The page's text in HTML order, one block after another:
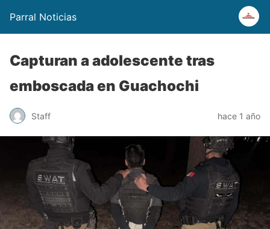
Parral Noticias
Capturan a adolescente tras
emboscada en Guachochi
Staff hace 1 año